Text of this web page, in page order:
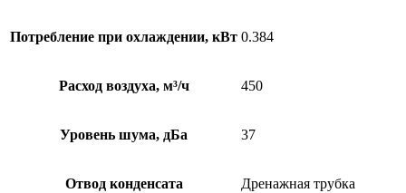
Потребление при охлаждении, кВт 0.384
Расход воздуха, м³/ч 450
Уровень шума, дБа 37
Отвод конденсата Дренажная трубка